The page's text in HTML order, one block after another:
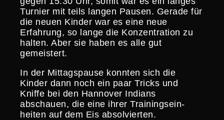
Turnier mit teils langen Pausen. Gerade für
die neuen Kinder war es eine neue
Erfahrung, so lange die Konzen­tra­tion zu
halten. Aber sie haben es alle gut
gemeistert.
In der Mittags­pause konnten sich die
Kinder dann noch ein paar Tricks und
Kniffe bei den Hannover Indians
abschauen, die eine ihrer Trainings­ein­
heiten auf dem Eis absolvierten.